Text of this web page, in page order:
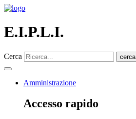
E.I.P.L.I.
Cerca cerca
Amministrazione
Accesso rapido